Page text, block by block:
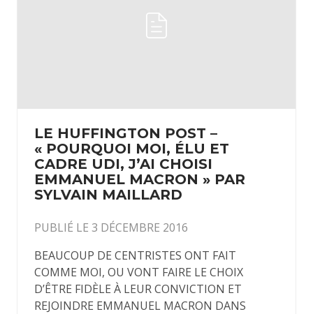
LE HUFFINGTON POST –
« POURQUOI MOI, ÉLU ET
CADRE UDI, J’AI CHOISI
EMMANUEL MACRON » PAR
SYLVAIN MAILLARD
PUBLIÉ LE 3 DÉCEMBRE 2016
BEAUCOUP DE CENTRISTES ONT FAIT
COMME MOI, OU VONT FAIRE LE CHOIX
D’ÊTRE FIDÈLE À LEUR CONVICTION ET
REJOINDRE EMMANUEL MACRON DANS